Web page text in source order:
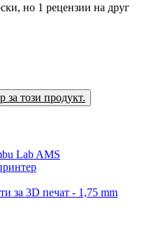
но 1 рецензии на друг
за този продукт.
Lab AMS
за 3D печат - 1,75 mm